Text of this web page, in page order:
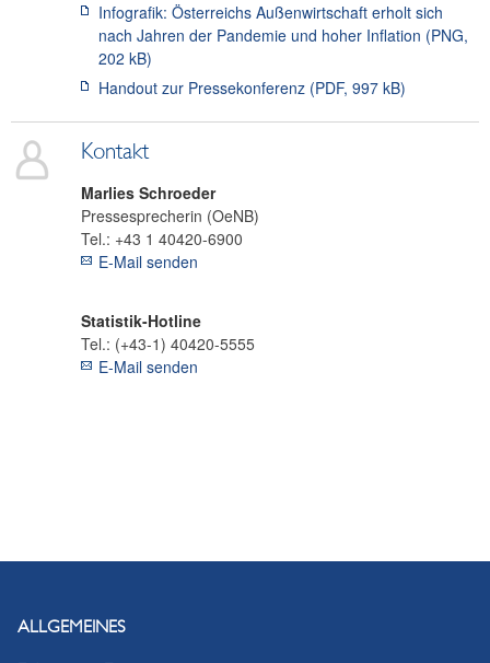
Infografik: Österreichs Außenwirtschaft erholt sich
nach Jahren der Pandemie und hoher Inflation (PNG,
202 kB)
Handout zur Pressekonferenz (PDF, 997 kB)
Kontakt
Marlies Schroeder
Pressesprecherin (OeNB)
Tel.: +43 1 40420-6900
E-Mail senden
Statistik-Hotline
Tel.: (+43-1) 40420-5555
E-Mail senden
ALLGEMEINES